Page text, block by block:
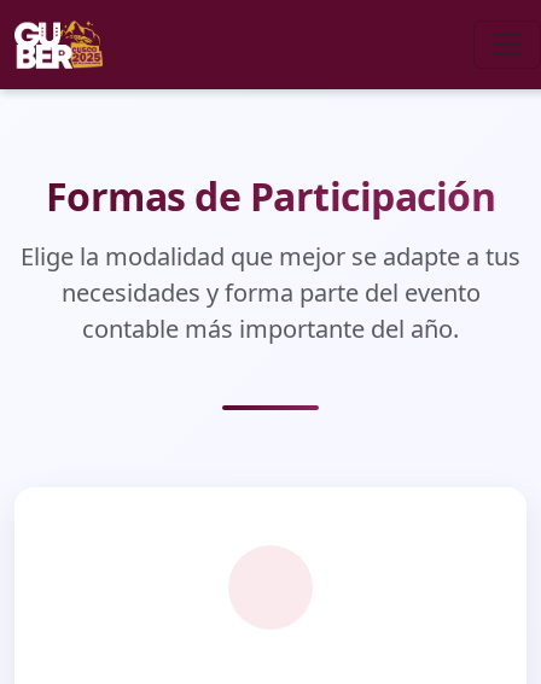
Formas de Participación
Elige la modalidad que mejor se adapte a tus
necesidades y forma parte del evento
contable más importante del año.